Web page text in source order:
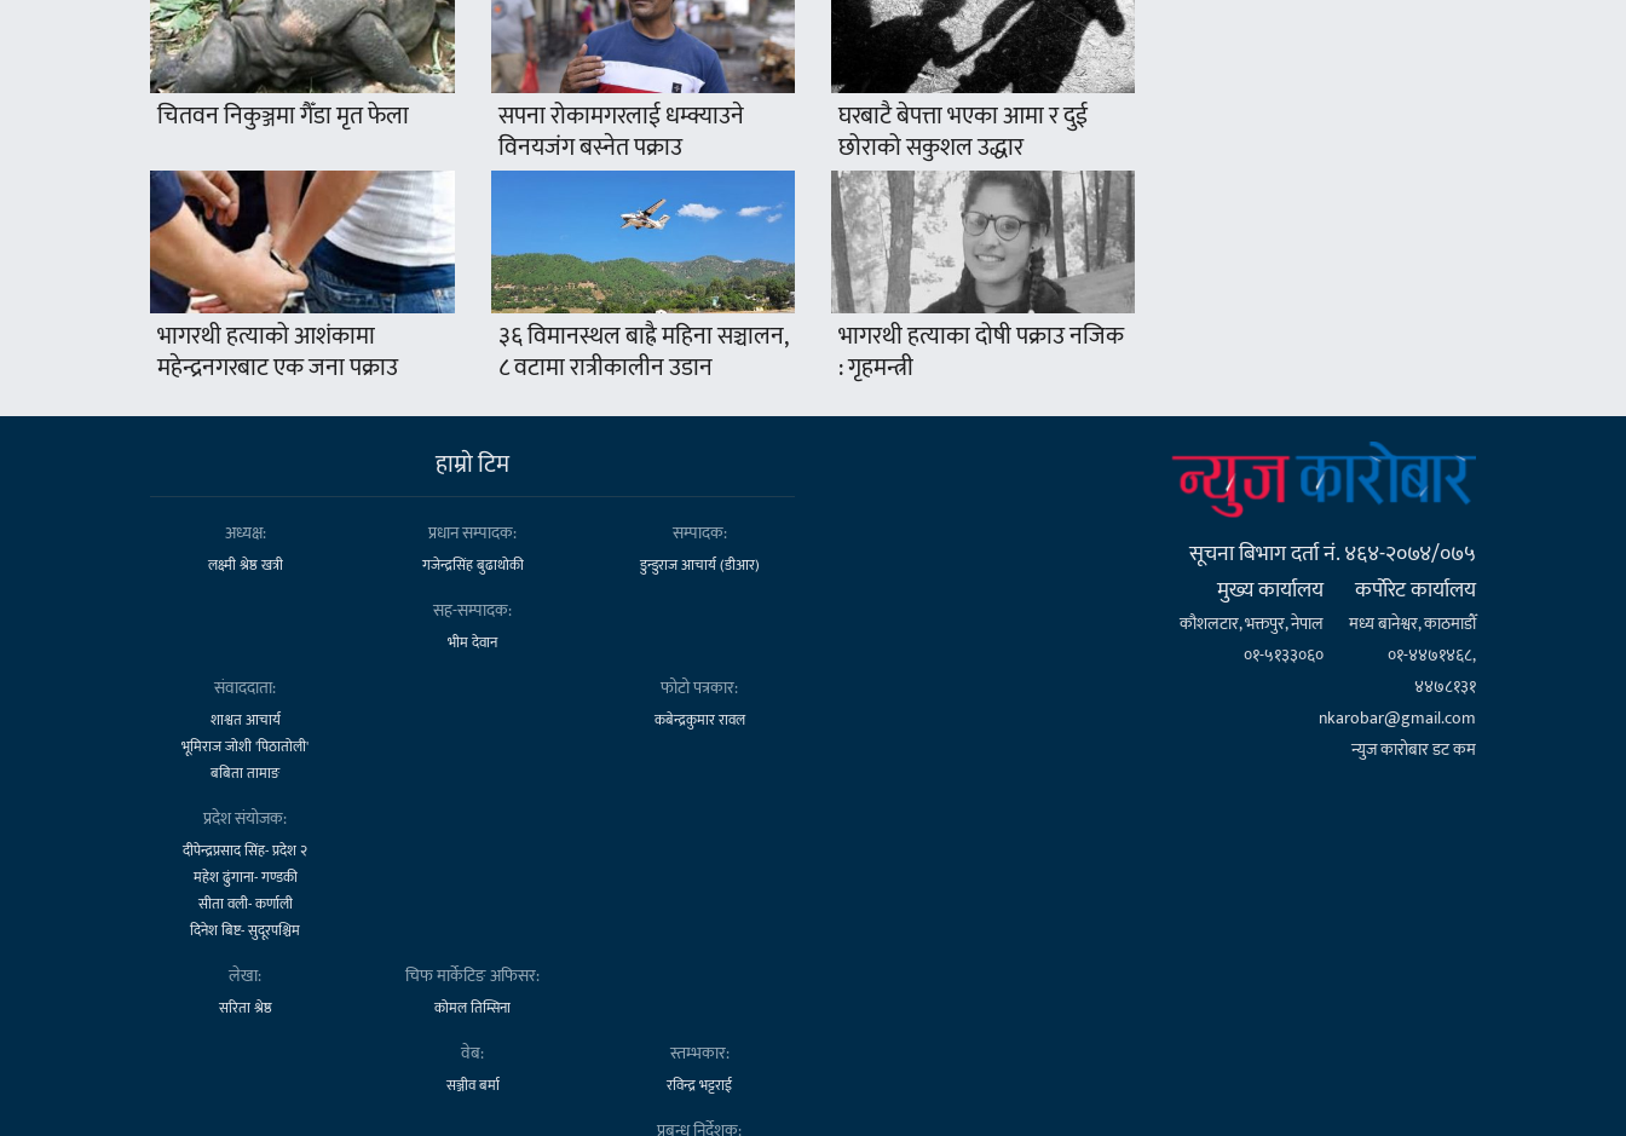
चितवन निकुञ्जमा गैँडा मृत फेला सपना रोकामगरलाई धम्क्याउने
विनयजंग बस्नेत पक्राउ
घरबाटै बेपत्ता भएका आमा र दुई
छोराको सकुशल उद्धार
भागरथी हत्याको आशंकामा
महेन्द्रनगरबाट एक जना पक्राउ
३६ विमानस्थल बाह्रै महिना सञ्चालन,
८ वटामा रात्रीकालीन उडान
भागरथी हत्याका दोषी पक्राउ नजिक
: गृहमन्त्री
हाम्राे टिम
अध्यक्ष:
लक्ष्मी श्रेष्ठ खत्री
प्रधान सम्पादक:
गजेन्द्रसिंह बुढाथोकी
सम्पादक:
डुन्डुराज आचार्य (डीआर)
सह-सम्पादक:
भीम देवान
संवाददाता:
शाश्वत आचार्य
भूमिराज जोशी 'पिठातोली'
बबिता तामाङ
फोटो पत्रकार:
कबेन्द्रकुमार रावल
प्रदेश संयोजक:
दीपेन्द्रप्रसाद सिंह- प्रदेश २
महेश ढुंगाना- गण्डकी
सीता वली- कर्णाली
दिनेश बिष्ट- सुदूरपश्चिम
लेखा:
सरिता श्रेष्ठ
चिफ मार्केटिङ अफिसर:
कोमल तिम्सिना
वेब:
सञ्जीव बर्मा
स्तम्भकार:
रविन्द्र भट्टराई
सूचना बिभाग दर्ता नं. ४६४-२०७४/०७५
मुख्य कार्यालय
कौशलटार, भक्तपुर, नेपाल
०१-५१३३०६०
कर्पाेरेट कार्यालय
मध्य बानेश्वर, काठमाडौँ
०१-४४७१४६८,
४४७८१३१
nkarobar@gmail.com
न्युज कारोबार डट कम